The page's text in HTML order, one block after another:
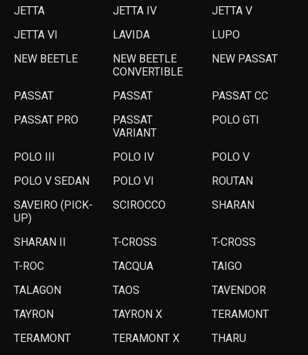
JETTA
JETTA IV
JETTA V
JETTA VI
LAVIDA
LUPO
NEW BEETLE
NEW BEETLE
CONVERTIBLE
NEW PASSAT
PASSAT PASSAT
PASSAT CC
PASSAT PRO
PASSAT
VARIANT
POLO GTI
POLO III POLO IV
POLO V
POLO V SEDAN
POLO VI
ROUTAN
SAVEIRO (PICK-
UP)
SCIROCCO SHARAN
SHARAN II T-CROSS
T-CROSS
T-ROC
TACQUA
TAIGO
TALAGON
TAOS
TAVENDOR
TAYRON
TAYRON X
TERAMONT
TERAMONT
TERAMONT X
THARU